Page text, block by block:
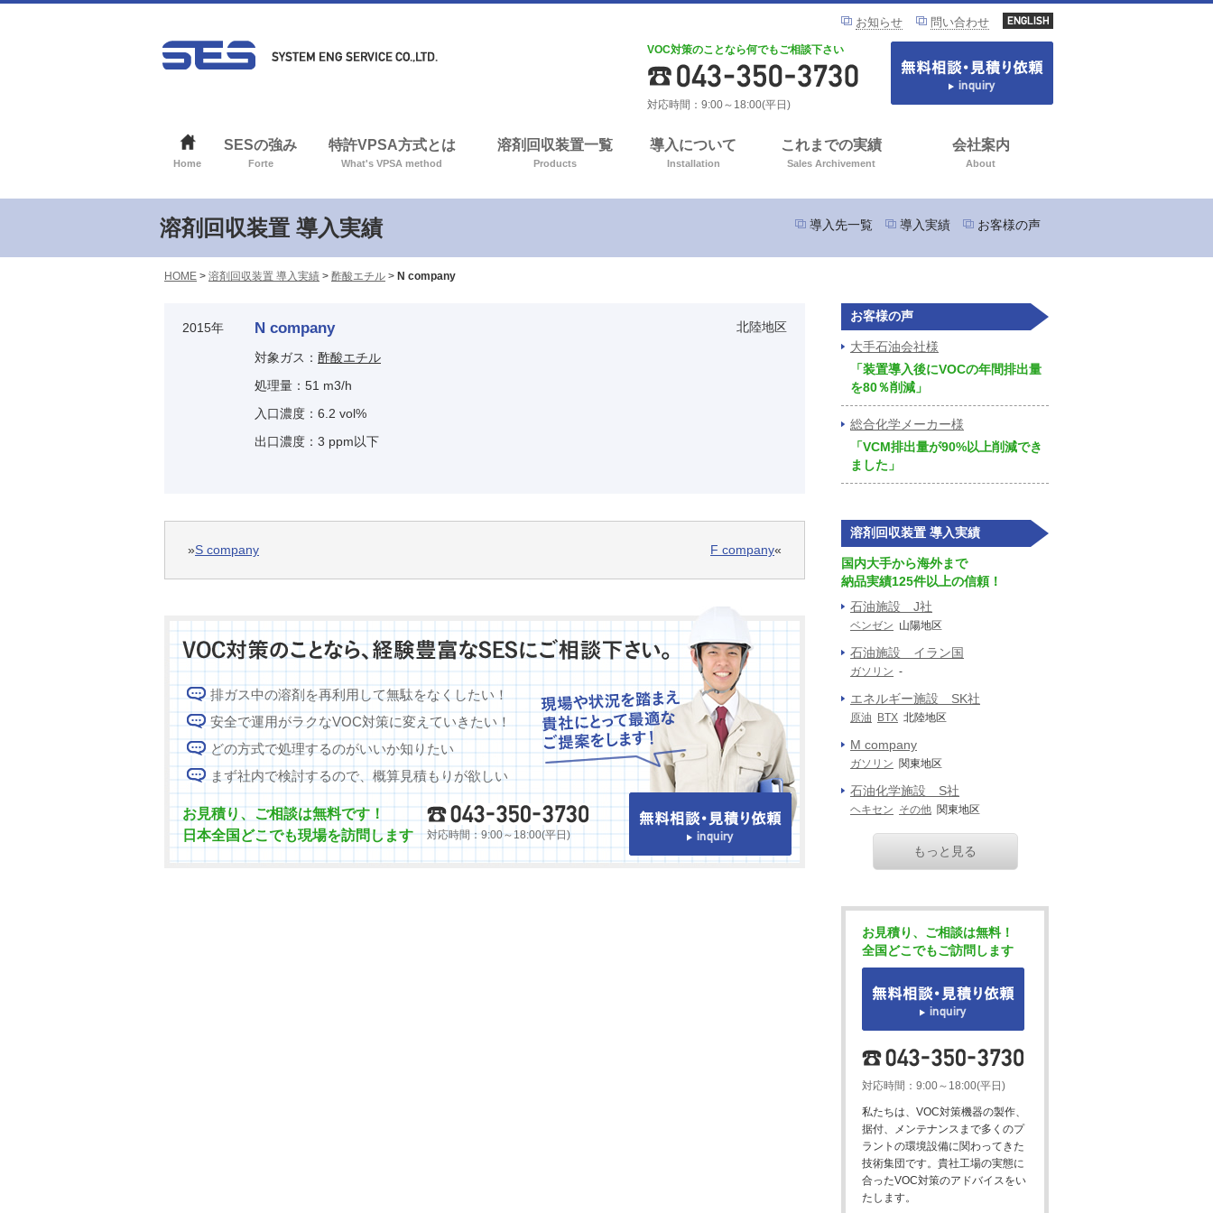
お知らせ 問い合わせ
VOC対策のことなら何でもご相談下さい
対応時間：9:00～18:00(平日)
Home
SESの強み
Forte
特許VPSA方式とは
What's VPSA method
溶剤回収装置一覧
Products
導入について
Installation
これまでの実績
Sales Archivement
会社案内
About
溶剤回収装置 導入実績 導入先一覧 導入実績 お客様の声
HOME > 溶剤回収装置 導入実績 > 酢酸エチル > N company
2015年 N company
対象ガス： 酢酸エチル
処理量：51 m3/h
入口濃度：6.2 vol%
出口濃度：3 ppm以下
北陸地区
»S company F company«
排ガス中の溶剤を再利用して無駄をなくしたい！
安全で運用がラクなVOC対策に変えていきたい！
どの方式で処理するのがいいか知りたい
まず社内で検討するので、概算見積もりが欲しい
お見積り、ご相談は無料です！
日本全国どこでも現場を訪問します
対応時間：9:00～18:00(平日)
お客様の声
大手石油会社様
「装置導入後にVOCの年間排出量
を80％削減」
総合化学メーカー様
「VCM排出量が90%以上削減でき
ました」
溶剤回収装置 導入実績
国内大手から海外まで
納品実績125件以上の信頼！
石油施設 J社
ベンゼン 山陽地区
石油施設 イラン国
ガソリン -
エネルギー施設 SK社
原油 BTX 北陸地区
M company
ガソリン 関東地区
石油化学施設 S社
ヘキセン その他 関東地区
もっと見る
お見積り、ご相談は無料！
全国どこでもご訪問します
対応時間：9:00～18:00(平日)
私たちは、VOC対策機器の製作、
据付、メンテナンスまで多くのプ
ラントの環境設備に関わってきた
技術集団です。貴社工場の実態に
合ったVOC対策のアドバイスをい
たします。